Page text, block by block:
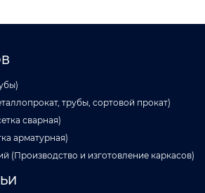
трубы, сортовой прокат)
сварная)
арматурная)
(Производство и изготовление каркасов)